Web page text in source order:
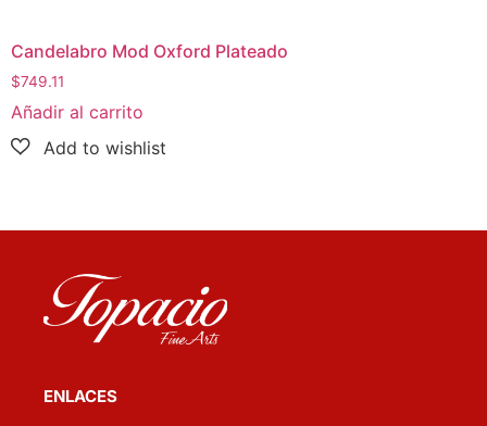
Candelabro Mod Oxford Plateado
$749.11
Añadir al carrito
ENLACES